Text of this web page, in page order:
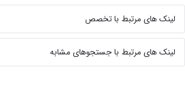
لینک های مرتبط با تخصص
لینک های مرتبط با جستجوهای مشابه